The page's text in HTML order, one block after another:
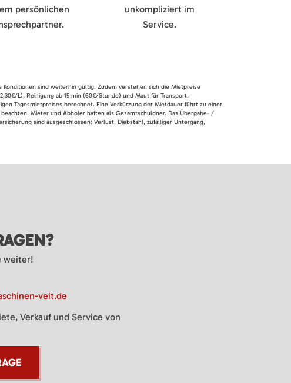
persönlichen
unkompliziert im
Service.
sind weiterhin gültig. Zudem verstehen sich die Mietpreise
L), Reinigung ab 15 min (60€/Stunde) und Maut für Transport.
Tagesmietpreises berechnet. Eine Verkürzung der Mietdauer führt zu einer
Mieter und Abholer haften als Gesamtschuldner. Das Übergabe- /
sind ausgeschlossen: Verlust, Diebstahl, zufälliger Untergang,
weiter!
veit.de
Verkauf und Service von